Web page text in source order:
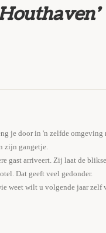
je door in 'n zelfde
zijn gangetje.
gast arriveert. Zij laat de
Dat geeft veel gedonder.
weet wilt u volgende jaar zelf